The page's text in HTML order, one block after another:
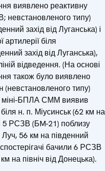
виявлено реактивну
невстановленого типу)
захід від Луганська) і
біля
захід від Луганська),
відведення. (На основі
також було виявлено
типу)
міні-БПЛА СММ виявив
н. п. Міусинськ (62 км на
5 РСЗВ (БM-21) поблизу
56 км на південний
бачили 6 РСЗВ
на північ від Донецька).